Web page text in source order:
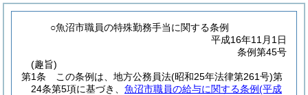
○魚沼市職員の特殊勤務手当に関する条例
平成16年11月1日
条例第45号
(趣旨)
第1条
この条例は、地方公務員法(昭和25年法律第261号)第
24条第5項に基づき、 魚沼市職員の給与に関する条例(平成